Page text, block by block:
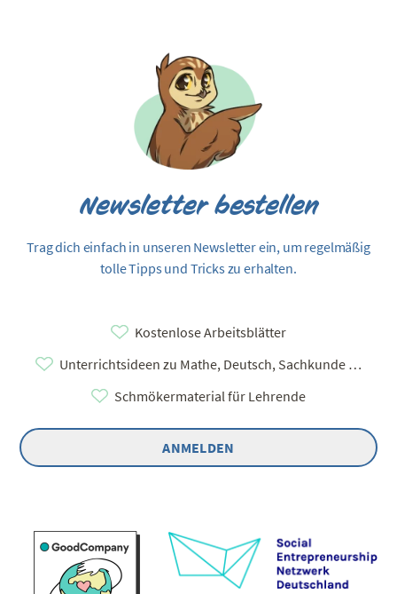
Newsletter bestellen
Trag dich einfach in unseren Newsletter ein, um regelmäßig
tolle Tipps und Tricks zu erhalten.
Kostenlose Arbeitsblätter
Unterrichtsideen zu Mathe, Deutsch, Sachkunde …
Schmökermaterial für Lehrende
ANMELDEN